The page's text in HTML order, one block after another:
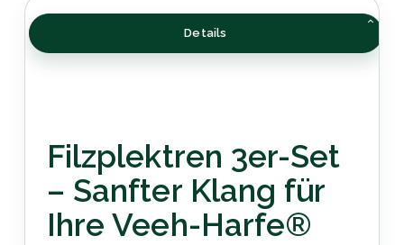
Details
Filzplektren 3er-Set
– Sanfter Klang für
Ihre Veeh-Harfe®